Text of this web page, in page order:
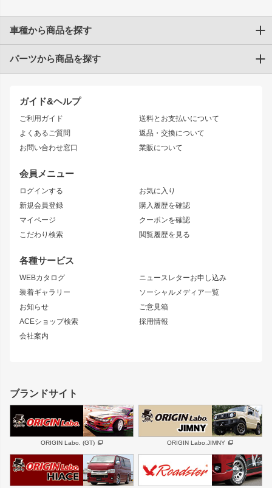
ガイド&ヘルプ
ご利用ガイド
よくあるご質問
お問い合わせ窓口
送料とお支払いについて
返品・交換について
業販について
会員メニュー
ログインする
新規会員登録
マイページ
こだわり検索
お気に入り
購入履歴を確認
クーポンを確認
閲覧履歴を見る
各種サービス
WEBカタログ
装着ギャラリー
お知らせ
ACEショップ検索
会社案内
ニュースレターお申し込み
ソーシャルメディア一覧
ご意見箱
採用情報
車種から商品を探す
トヨタ
JZX90 CHASER
JZX110 MARK II
JZX100 MARK II
JZX90 MARK II
トレノ
マークX
アリスト
ソアラ
アルテッツァ
ニッサン
S15 シルビア
S14 シルビア 後期
S13 シルビア
180SX
シルエイティ
ワンビア
ローレル
セフィーロ
キャラバン
スズキ
GS350
SC
スバル 三菱
デリカ D:5
軽自動車 汎用
パーツから商品を探す
エアロシリーズ
ドリフトライン
風神
雷神
レーシングライン
アタックライン
ストリームライン
リアウイング
ジムニーパーツ
ホイール
MUD-S7
MUD-SR7
まつど家 鉄漢
ボンネット
フェンダー
サイドパーツ
リアゲート
メンテナンスパーツ
ハイエースパーツ
ホイール
DAYTONA-RS
DAYTONA-RS NEO
ブランドサイト
ORIGIN Labo. (GT) ORIGIN Labo.JIMNY